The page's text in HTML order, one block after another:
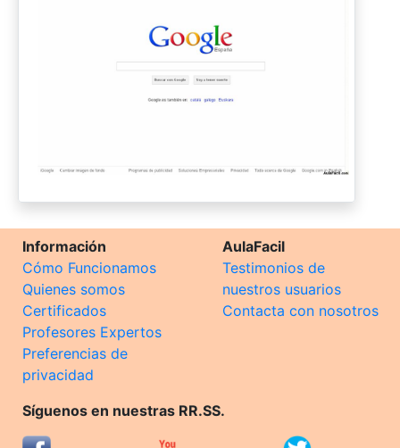
Información
Cómo Funcionamos
Quienes somos
Certificados
Profesores Expertos
Preferencias de
privacidad
AulaFacil
Testimonios de
nuestros usuarios
Contacta con nosotros
Síguenos en nuestras RR.SS.